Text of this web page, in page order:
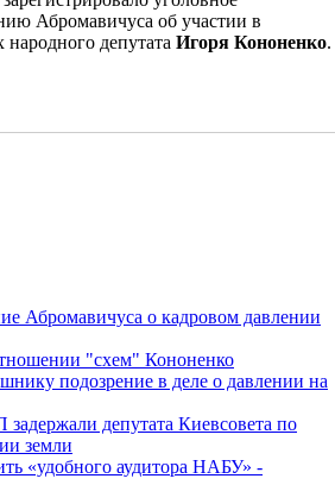
Абромавичуса об участии в
народного депутата Игоря Кононенко.
Абромавичуса о кадровом давлении
"схем" Кононенко
подозрение в деле о давлении на
депутата Киевсовета по
земли
«удобного аудитора НАБУ» -